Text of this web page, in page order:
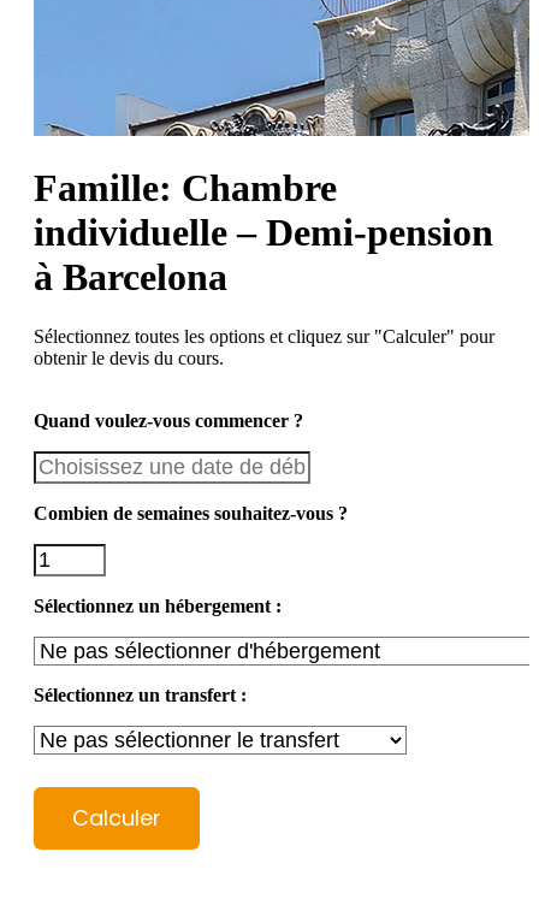
Famille: Chambre
individuelle – Demi-pension
à Barcelona
Sélectionnez toutes les options et cliquez sur "Calculer" pour
obtenir le devis du cours.
Quand voulez-vous commencer ?
Combien de semaines souhaitez-vous ?
Sélectionnez un hébergement :
Sélectionnez un transfert :
Calculer